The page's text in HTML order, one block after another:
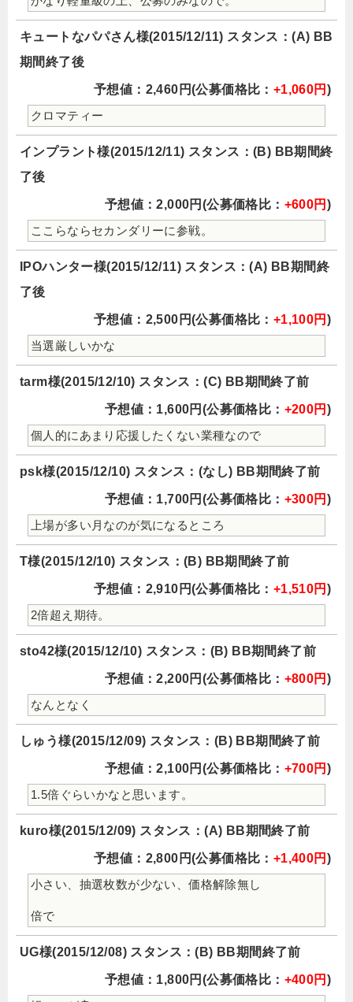
キュートなパパさん様(2015/12/11) スタンス：(A) BB
期間終了後
予想値：2,460円(公募価格比： +1,060円 )
クロマティー
インプラント様(2015/12/11) スタンス：(B) BB期間終
了後
予想値：2,000円(公募価格比： +600円 )
ここらならセカンダリーに参戦。
IPOハンター様(2015/12/11) スタンス：(A) BB期間終
了後
予想値：2,500円(公募価格比： +1,100円 )
当選厳しいかな
tarm様(2015/12/10) スタンス：(C) BB期間終了前
予想値：1,600円(公募価格比： +200円 )
個人的にあまり応援したくない業種なので
psk様(2015/12/10) スタンス：(なし) BB期間終了前
予想値：1,700円(公募価格比： +300円 )
上場が多い月なのが気になるところ
T様(2015/12/10) スタンス：(B) BB期間終了前
予想値：2,910円(公募価格比： +1,510円 )
2倍超え期待。
sto42様(2015/12/10) スタンス：(B) BB期間終了前
予想値：2,200円(公募価格比： +800円 )
なんとなく
しゅう様(2015/12/09) スタンス：(B) BB期間終了前
予想値：2,100円(公募価格比： +700円 )
1.5倍ぐらいかなと思います。
kuro様(2015/12/09) スタンス：(A) BB期間終了前
予想値：2,800円(公募価格比： +1,400円 )
小さい、抽選枚数が少ない、価格解除無し
倍で
UG様(2015/12/08) スタンス：(B) BB期間終了前
予想値：1,800円(公募価格比： +400円 )